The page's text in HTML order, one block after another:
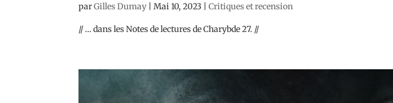
parGilles Dumay Mai 10, 2023 |Critiques et recension
// … dans les Notes de lectures de Charybde 27. //